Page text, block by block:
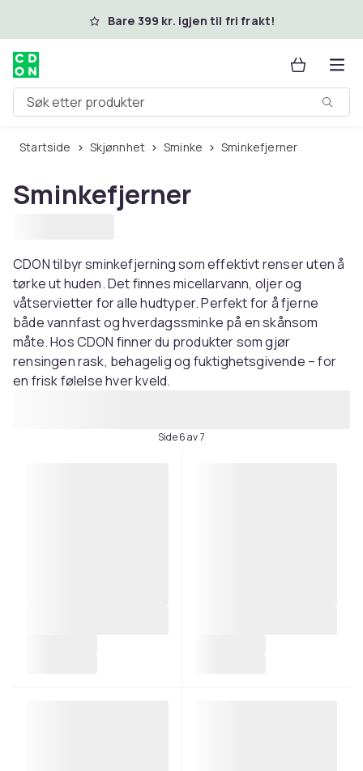
Hopp til hovedinnholdBare 399 kr. igjen til fri frakt!
Søk etter produkter
Startside Skjønnhet Sminke Sminkefjerner
Sminkefjerner
CDON tilbyr sminkefjerning som effektivt renser uten å
tørke ut huden. Det finnes micellarvann, oljer og
våtservietter for alle hudtyper. Perfekt for å fjerne
både vannfast og hverdagssminke på en skånsom
måte. Hos CDON finner du produkter som gjør
rensingen rask, behagelig og fuktighetsgivende – for
en frisk følelse hver kveld.
Side 6 av 7